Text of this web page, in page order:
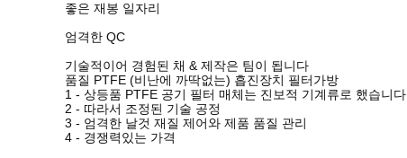
좋은 재봉 일자리
엄격한 QC
기술적이어 경험된 채 & 제작은 팀이 됩니다
품질 PTFE (비난에 까딱없는) 흡진장치 필터가방
1 - 상등품 PTFE 공기 필터 매체는 진보적 기계류로 했습니다
2 - 따라서 조정된 기술 공정
3 - 엄격한 날것 재질 제어와 제품 품질 관리
4 - 경쟁력있는 가격